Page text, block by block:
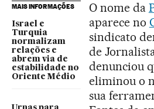
MAIS INFORMAÇÕES
Israel e
Turquia
normalizam
relações e
abrem via de
estabilidade no
Oriente Médio
O nome da
aparece no
sindicato
de
denunciou
eliminou o
sua